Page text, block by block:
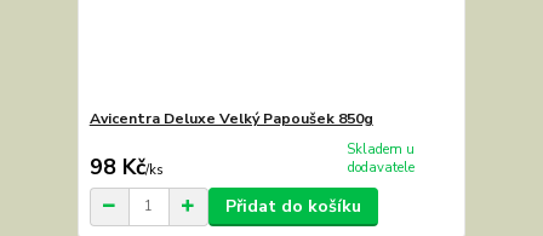
Avicentra Deluxe Velký Papoušek 850g
98 Kč/ks
Skladem u
dodavatele
Přidat do košíku